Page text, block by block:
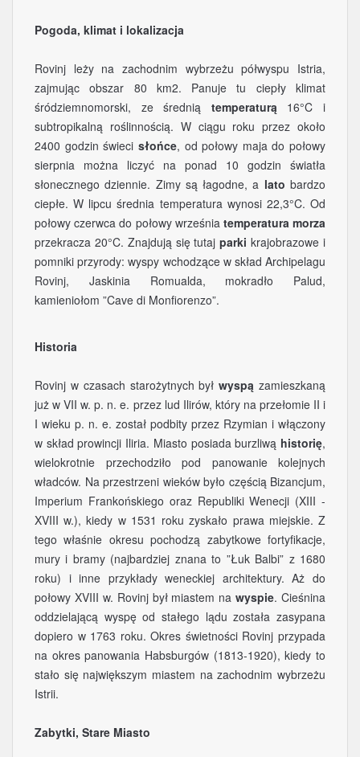
Pogoda, klimat i lokalizacja
Rovinj leży na zachodnim wybrzeżu półwyspu Istria,
zajmując obszar 80 km2. Panuje tu ciepły klimat
śródziemnomorski, ze średnią temperaturą16°C i
subtropikalną roślinnością. W ciągu roku przez około
2400 godzin świeci słońce, od połowy maja do połowy
sierpnia można liczyć na ponad 10 godzin światła
słonecznego dziennie. Zimy są łagodne, a lato bardzo
ciepłe. W lipcu średnia temperatura wynosi 22,3°C. Od
połowy czerwca do połowy września temperatura morza
przekracza 20°C. Znajdują się tutajparki krajobrazowe i
pomniki przyrody: wyspy wchodzące w skład Archipelagu
Rovinj, Jaskinia Romualda, mokradło Palud,
kamieniołom ”Cave di Monfiorenzo”.
Historia
Rovinj w czasach starożytnych byłwyspą zamieszkaną
już w VII w. p. n. e. przez lud Ilirów, który na przełomie II i
I wieku p. n. e. został podbity przez Rzymian i włączony
w skład prowincji Iliria. Miasto posiada burzliwą historię,
wielokrotnie przechodziło pod panowanie kolejnych
władców. Na przestrzeni wieków było częścią Bizancjum,
Imperium Frankońskiego oraz Republiki Wenecji (XIII -
XVIII w.), kiedy w 1531 roku zyskało prawa miejskie. Z
tego właśnie okresu pochodzą zabytkowe fortyfikacje,
mury i bramy (najbardziej znana to ”Łuk Balbi” z 1680
roku) i inne przykłady weneckiej architektury. Aż do
połowy XVIII w. Rovinj był miastem nawyspie. Cieśnina
oddzielającą wyspę od stałego lądu została zasypana
dopiero w 1763 roku. Okres świetności Rovinj przypada
na okres panowania Habsburgów (1813-1920), kiedy to
stało się największym miastem na zachodnim wybrzeżu
Istrii.
Zabytki, Stare Miasto